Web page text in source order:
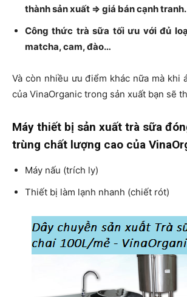
thành sản xuất => giá bán cạnh tranh.
Công thức trà sữa tối ưu với đủ
matcha, cam, đào…
Và còn nhiều ưu điểm khác nữa mà khi
của VinaOrganic trong sản xuất bạn sẽ
Máy thiết bị sản xuất trà sữa
trùng chất lượng cao của
Máy nấu (trích ly)
Thiết bị làm lạnh nhanh (chiết rót)